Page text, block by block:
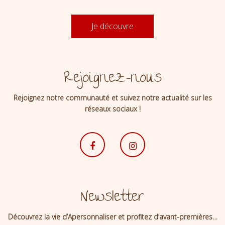
Je découvre
Rejoignez-nous
Rejoignez notre communauté et suivez notre actualité sur les
réseaux sociaux !
Newsletter
Découvrez la vie d’Apersonnaliser et profitez d’avant-premières…